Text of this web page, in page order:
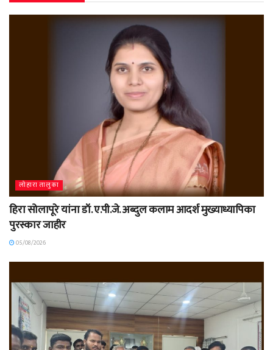
लोहारा तालुका
हिरा सोलापूरे यांना डॉ. ए.पी.जे. अब्दुल कलाम आदर्श मुख्याध्यापिका
पुरस्कार जाहीर
05/08/2026